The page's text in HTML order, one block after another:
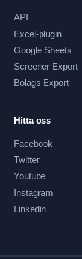
API
Excel-plugin
Google Sheets
Screener Export
Bolags Export
Hitta oss
Facebook
Twitter
Youtube
Instagram
Linkedin